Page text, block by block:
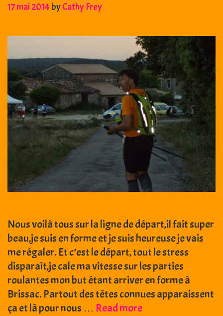
17 mai 2014 byCathy Frey
Nous voilà tous sur la ligne de départ,il fait super
beau,je suis en forme et je suis heureuse je vais
me régaler. Et c’est le départ, tout le stress
disparaît,je cale ma vitesse sur les parties
roulantes mon but étant arriver en forme à
Brissac. Partout des têtes connues apparaissent
ça et là pour nous … Read more17